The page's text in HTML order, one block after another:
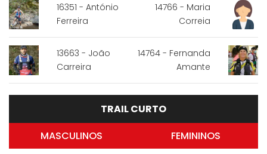
16351 - António
Ferreira
13663 - João
Carreira
14766 - Maria
Correia
14764 - Fernanda
Amante
TRAIL CURTO
MASCULINOS
FEMININOS